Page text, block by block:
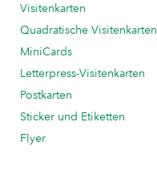
Visitenkarten
Quadratische Visitenkarten
MiniCards
Letterpress-Visitenkarten
Postkarten
Sticker und Etiketten
Flyer